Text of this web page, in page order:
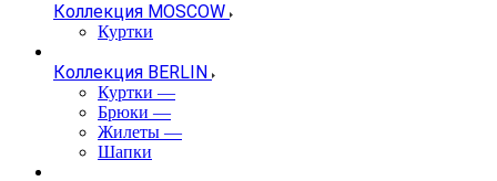
Коллекция MOSCOW
Куртки
Коллекция BERLIN
Куртки —
Брюки —
Жилеты —
Шапки